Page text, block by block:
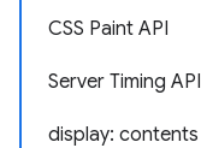
CSS Paint API
Server Timing API
display: contents